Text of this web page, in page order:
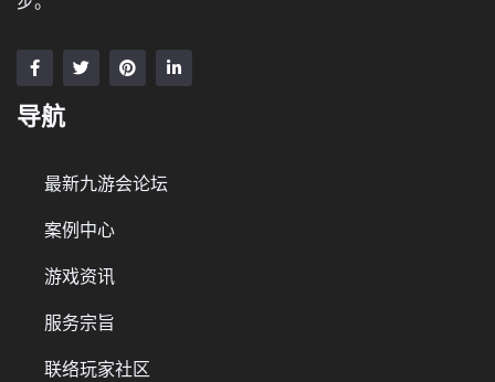
导航
最新九游会论坛
案例中心
游戏资讯
服务宗旨
联络玩家社区